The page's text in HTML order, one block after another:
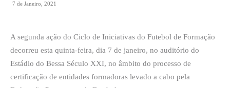
7 de Janeiro, 2021
A segunda ação do Ciclo de Iniciativas do Futebol de Formação
decorreu esta quinta-feira, dia 7 de janeiro, no auditório do
Estádio do Bessa Século XXI, no âmbito do processo de
certificação de entidades formadoras levado a cabo pela